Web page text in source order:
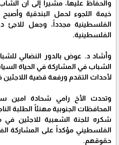
والحفاظ عليها، مشيراً إلى أن
خيمة اللجوء لحمل البندقية
الفلسطينية مجدداً، وجعل
الفلسطينية.
وأشاد د. عوض بالدور النضالي
الشباب في المشاركة في الحياة
لأحداث التقدم ورفعة قضية اللاجئين
وتحدث الأخ رامي شحادة امين
المحافظات الجنوبية مهنئاً الطلبة
شكره للجنة الشعبية للاجئين في
الفلسطيني مؤكداً على المشاركة
حقوقهم.